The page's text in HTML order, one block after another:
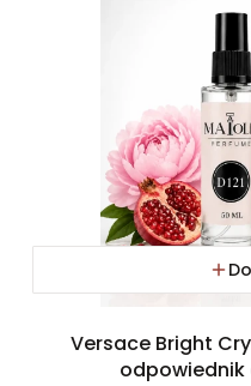
Versace Bright
odpowiednik